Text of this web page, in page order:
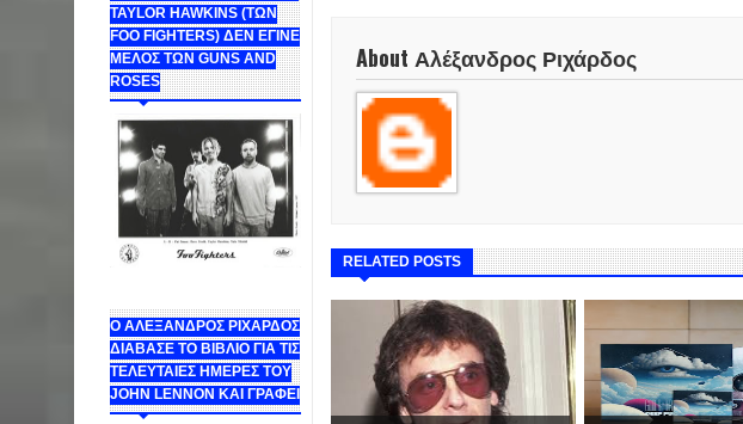
TAYLOR HAWKINS (ΤΩΝ
FOO FIGHTERS) ΔΕΝ ΕΓΙΝΕ
ΜΕΛΟΣ ΤΩΝ GUNS AND
ROSES
Ο ΑΛΕΞΑΝΔΡΟΣ ΡΙΧΑΡΔΟΣ
ΔΙΑΒΑΣΕ ΤΟ ΒΙΒΛΙΟ ΓΙΑ ΤΙΣ
ΤΕΛΕΥΤΑΙΕΣ ΗΜΕΡΕΣ ΤΟΥ
JOHN LENNON ΚΑΙ ΓΡΑΦΕΙ
About Αλέξανδρος Ριχάρδος
RELATED POSTS